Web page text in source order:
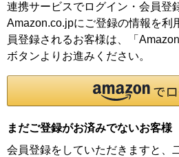
連携サービスでログイン・会員登
Amazon.co.jpにご登録の情報を利
員登録されるお客様は、「
ボタンよりお進みください。
まだご登録がお済みでないお客様
会員登録をしていただきますと、